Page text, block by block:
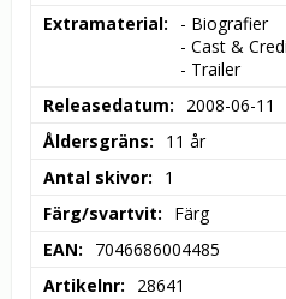
Extramaterial
- Biografier
- Cast &
- Trailer
Releasedatum
2008-06-11
Åldersgräns
11 år
Antal skivor
1
Färg/svartvit
Färg
EAN
7046686004485
Artikelnr
28641